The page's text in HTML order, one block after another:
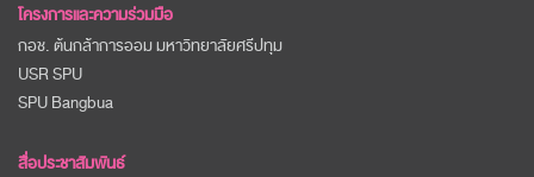
โครงการและความร่วมมือ
กอช. ต้นกล้าการออม มหาวิทยาลัยศรีปทุม
USR SPU
SPU Bangbua
สื่อประชาสัมพันธ์